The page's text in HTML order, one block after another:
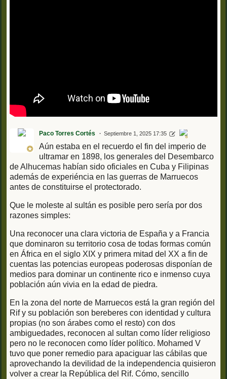
Paco Torres Cortés Septiembre 1, 2025 17:35
Aún estaba en el recuerdo el fin del imperio de
ultramar en 1898, los generales del Desembarco
de Alhucemas habían sido oficiales en Cuba y Filipinas
además de experiéncia en las guerras de Marruecos
antes de constituirse el protectorado.
Que le moleste al sultán es posible pero sería por dos
razones simples:
Una reconocer una clara victoria de España y a Francia
que dominaron su territorio cosa de todas formas común
en África en el siglo XIX y primera mitad del XX a fin de
cuentas las potencias europeas poderosas disponían de
medios para dominar un continente rico e inmenso cuya
población aún vivia en la edad de piedra.
En la zona del norte de Marruecos está la gran región del
Rif y su población son bereberes con identidad y cultura
propias (no son árabes como el resto) con dos
ambiguedades, reconocen al sultan como líder religioso
pero no le reconocen como líder político. Mohamed V
tuvo que poner remedio para apaciguar las cábilas que
aprovechando la devilidad de la independencia quisieron
volver a crear la República del Rif. Cómo, sencillo